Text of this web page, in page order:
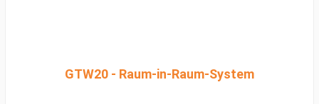
GTW20 - Raum-in-Raum-System